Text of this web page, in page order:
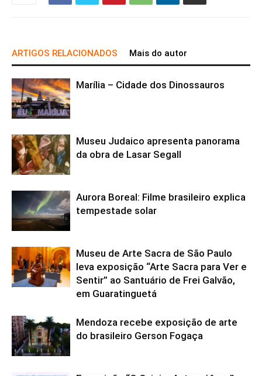
ARTIGOS RELACIONADOS Mais do autor
Marília – Cidade dos Dinossauros
Museu Judaico apresenta panorama
da obra de Lasar Segall
Aurora Boreal: Filme brasileiro explica
tempestade solar
Museu de Arte Sacra de São Paulo
leva exposição “Arte Sacra para Ver e
Sentir” ao Santuário de Frei Galvão,
em Guaratinguetá
Mendoza recebe exposição de arte
do brasileiro Gerson Fogaça